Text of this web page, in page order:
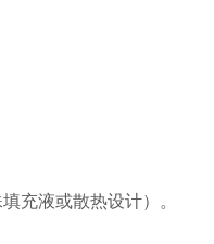
充液或散热设计）。